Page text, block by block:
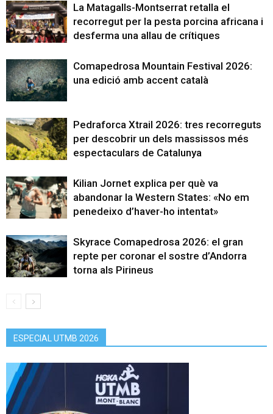
La Matagalls-Montserrat retalla el
recorregut per la pesta porcina africana i
desferma una allau de crítiques
Comapedrosa Mountain Festival 2026:
una edició amb accent català
Pedraforca Xtrail 2026: tres recorreguts
per descobrir un dels massissos més
espectaculars de Catalunya
Kilian Jornet explica per què va
abandonar la Western States: «No em
penedeixo d’haver-ho intentat»
Skyrace Comapedrosa 2026: el gran
repte per coronar el sostre d’Andorra
torna als Pirineus
ESPECIAL UTMB 2026